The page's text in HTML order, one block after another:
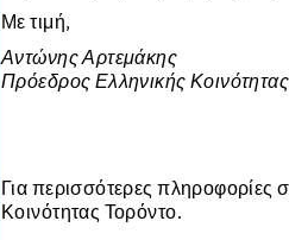
Με τιμή,
Αντώνης Αρτεμάκης
Πρόεδρος Ελληνικής
Για περισσότερες πληροφορίες
Κοινότητας Τορόντο.